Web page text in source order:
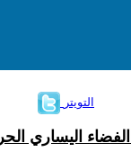
التويتر
اليساري الحر